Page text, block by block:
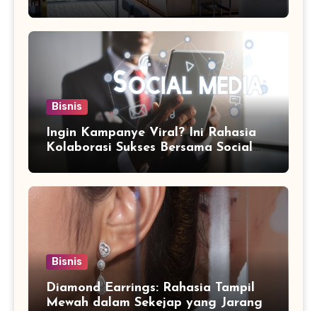
Bisnis
Ingin Kampanye Viral? Ini Rahasia
Kolaborasi Sukses Bersama Social
Media Marketing Agency
Bisnis
Diamond Earrings: Rahasia Tampil
Mewah dalam Sekejap yang Jarang